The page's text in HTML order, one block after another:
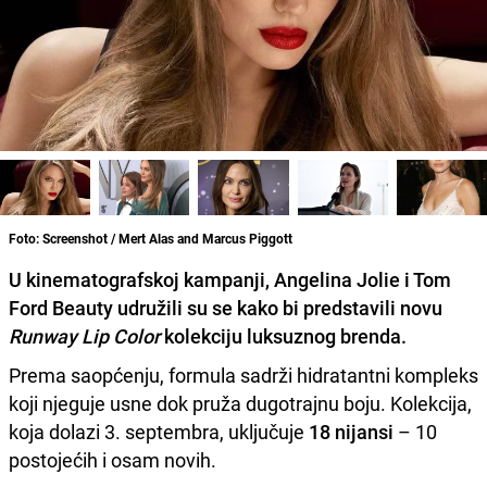
Foto: Screenshot / Mert Alas and Marcus Piggott
U kinematografskoj kampanji, Angelina Jolie i Tom
Ford Beauty udružili su se kako bi predstavili novu
Runway Lip Colorkolekciju luksuznog brenda.
Prema saopćenju, formula sadrži hidratantni kompleks
koji njeguje usne dok pruža dugotrajnu boju. Kolekcija,
koja dolazi 3. septembra, uključuje 18 nijansi – 10
postojećih i osam novih.